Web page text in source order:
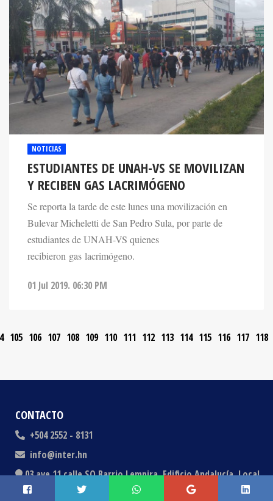
NOTICIAS
ESTUDIANTES DE UNAH-VS SE MOVILIZAN
Y RECIBEN GAS LACRIMÓGENO
Se reporta la tarde de este lunes una movilización en
Bulevar Micheletti de San Pedro Sula, por parte de
estudiantes de UNAH-VS quienes
recibieron gas lacrimógeno.
01 Jul 2019. 06:30 PM
105 106 107 108 109 110 111 112 113 114 115 116 117 118
CONTACTO
+504 2552 - 8131
info@inter.hn
03 ave 11 calle SO Barrio Lempira, Edificio Andalucía, Local
#42, San Pedro Sula, Honduras